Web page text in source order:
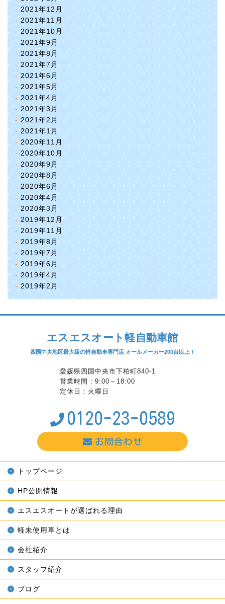
2021年12月
2021年11月
2021年10月
2021年9月
2021年8月
2021年7月
2021年6月
2021年5月
2021年4月
2021年3月
2021年2月
2021年1月
2020年11月
2020年10月
2020年9月
2020年8月
2020年6月
2020年4月
2020年3月
2019年12月
2019年11月
2019年8月
2019年7月
2019年6月
2019年4月
2019年2月
エスエスオート軽自動車館
四国中央地区最大級の軽自動車専門店 オールメーカー200台以上！
愛媛県四国中央市下柏町840-1
営業時間：9:00～18:00
定休日：火曜日
0120-23-0589
お問合わせ
トップページ
HP公開情報
エスエスオートが選ばれる理由
軽未使用車とは
会社紹介
スタッフ紹介
ブログ